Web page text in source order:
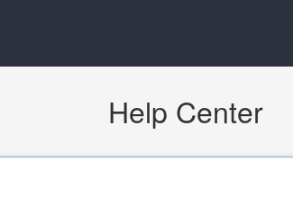
Help Center